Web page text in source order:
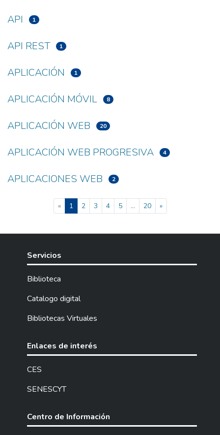
API 1
API REST 1
APLICACIÓN 1
APLICACIÓN MÓVIL 8
APLICACIÓN WEB 20
APLICACIÓN WEB PROGRESIVA 4
APLICACIONES WEB 2
« 1(current)
2 3 4 5 ... 20 »
Servicios
Biblioteca
Catalogo digital
Bibliotecas Virtuales
Enlaces de interés
CES
SENESCYT
Centro de Información